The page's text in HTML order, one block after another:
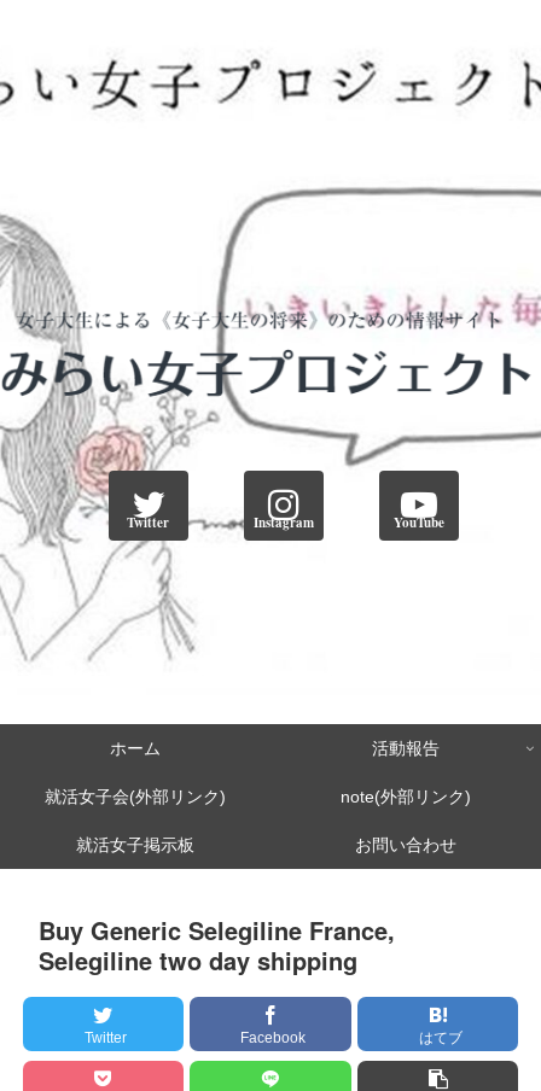
Twitter Instagram YouTube
ホーム 活動報告
就活女子会(外部リンク) note(外部リンク)
就活女子掲示板 お問い合わせ
Buy Generic Selegiline France,
Selegiline two day shipping
Twitter Facebook はてブ